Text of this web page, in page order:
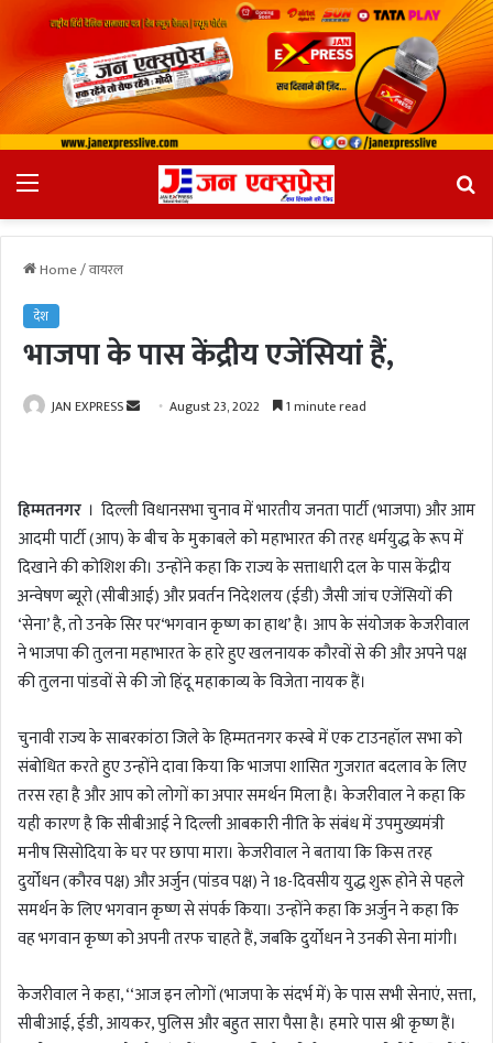
Home/वायरल
देश
भाजपा के पास केंद्रीय एजेंसियां हैं,
JAN EXPRESS
a
n
e
m
a
i
l
August 23, 2022 1 minute read
हिम्मतनगर । दिल्ली विधानसभा चुनाव में भारतीय जनता पार्टी (भाजपा) और आम
आदमी पार्टी (आप) के बीच के मुकाबले को महाभारत की तरह धर्मयुद्ध के रूप में
दिखाने की कोशिश की। उन्होंने कहा कि राज्य के सत्ताधारी दल के पास केंद्रीय
अन्वेषण ब्यूरो (सीबीआई) और प्रवर्तन निदेशलय (ईडी) जैसी जांच एजेंसियों की
‘सेना’ है, तो उनके सिर पर‘भगवान कृष्ण का हाथ’ है। आप के संयोजक केजरीवाल
ने भाजपा की तुलना महाभारत के हारे हुए खलनायक कौरवों से की और अपने पक्ष
की तुलना पांडवों से की जो हिंदू महाकाव्य के विजेता नायक हैं।
चुनावी राज्य के साबरकांठा जिले के हिम्मतनगर कस्बे में एक टाउनहॉल सभा को
संबोधित करते हुए उन्होंने दावा किया कि भाजपा शासित गुजरात बदलाव के लिए
तरस रहा है और आप को लोगों का अपार समर्थन मिला है। केजरीवाल ने कहा कि
यही कारण है कि सीबीआई ने दिल्ली आबकारी नीति के संबंध में उपमुख्यमंत्री
मनीष सिसोदिया के घर पर छापा मारा। केजरीवाल ने बताया कि किस तरह
दुर्योधन (कौरव पक्ष) और अर्जुन (पांडव पक्ष) ने 18-दिवसीय युद्ध शुरू होने से पहले
समर्थन के लिए भगवान कृष्ण से संपर्क किया। उन्होंने कहा कि अर्जुन ने कहा कि
वह भगवान कृष्ण को अपनी तरफ चाहते हैं, जबकि दुर्योधन ने उनकी सेना मांगी।
केजरीवाल ने कहा, ‘‘आज इन लोगों (भाजपा के संदर्भ में) के पास सभी सेनाएं, सत्ता,
सीबीआई, ईडी, आयकर, पुलिस और बहुत सारा पैसा है। हमारे पास श्री कृष्ण हैं।